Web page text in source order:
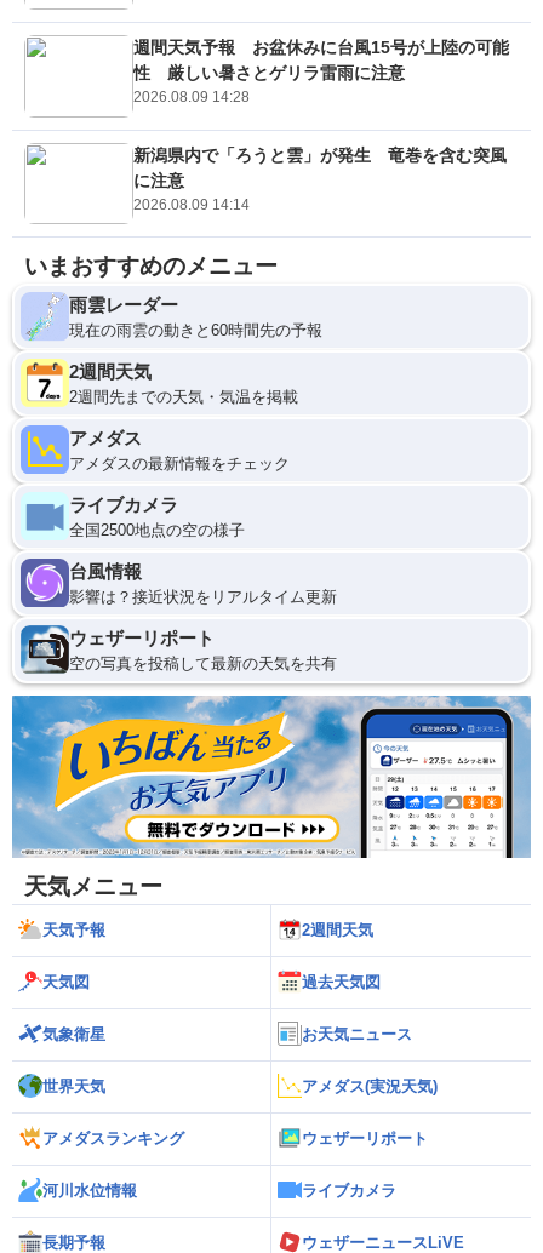
週間天気予報 お盆休みに台風15号が上陸の可能
性 厳しい暑さとゲリラ雷雨に注意
2026.08.09 14:28
新潟県内で「ろうと雲」が発生 竜巻を含む突風
に注意
2026.08.09 14:14
いまおすすめのメニュー
雨雲レーダー
現在の雨雲の動きと60時間先の予報
2週間天気
2週間先までの天気・気温を掲載
アメダス
アメダスの最新情報をチェック
ライブカメラ
全国2500地点の空の様子
台風情報
影響は？接近状況をリアルタイム更新
ウェザーリポート
空の写真を投稿して最新の天気を共有
天気メニュー
天気予報 2週間天気
天気図 過去天気図
気象衛星 お天気ニュース
世界天気 アメダス(実況天気)
アメダスランキング ウェザーリポート
河川水位情報 ライブカメラ
長期予報 ウェザーニュースLiVE